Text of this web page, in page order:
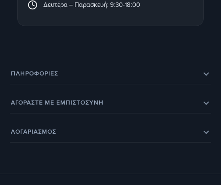
Δευτέρα – Παρασκευή: 9:30-18:00
ΠΛΗΡΟΦΟΡΊΕΣ
BOX NOW – Locker Pickup 24/7
ΑΓΟΡΑΣΤΕ ΜΕ ΕΜΠΙΣΤΟΣΥΝΗ
ΛΟΓΑΡΙΑΣΜΟΣ